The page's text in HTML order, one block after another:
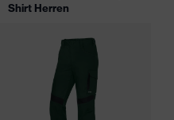
Shirt Herren